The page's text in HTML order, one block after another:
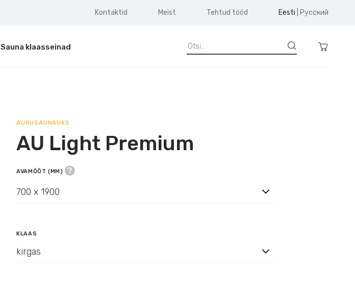
Kontaktid Meist Tehtud tööd Eesti Русский
Sauna klaasseinad
AURUSAUNAUKS
AU Light Premium
AVAMÕÕT (MM)
700 x 1900
KLAAS
kirgas